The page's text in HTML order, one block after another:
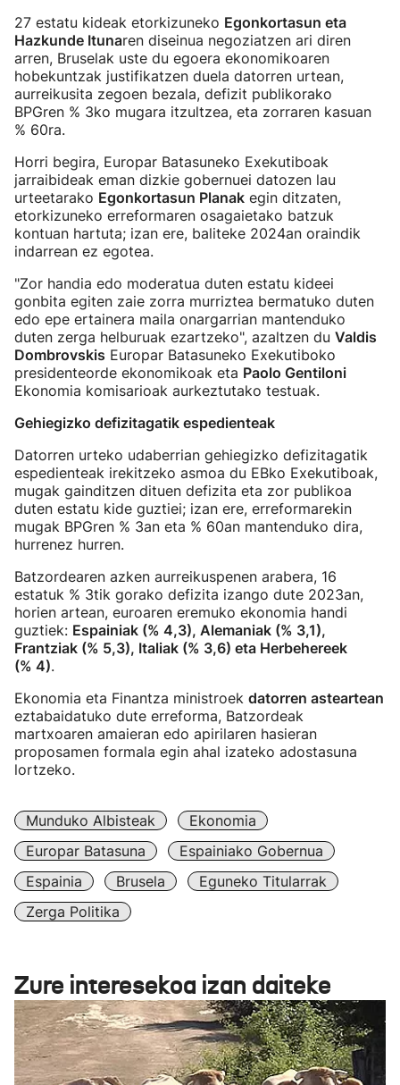
27 estatu kideak etorkizuneko Egonkortasun eta
Hazkunde Itunaren diseinua negoziatzen ari diren
arren, Bruselak uste du egoera ekonomikoaren
hobekuntzak justifikatzen duela datorren urtean,
aurreikusita zegoen bezala, defizit publikorako
BPGren % 3ko mugara itzultzea, eta zorraren kasuan
% 60ra.
Horri begira, Europar Batasuneko Exekutiboak
jarraibideak eman dizkie gobernuei datozen lau
urteetarako Egonkortasun Planak egin ditzaten,
etorkizuneko erreformaren osagaietako batzuk
kontuan hartuta; izan ere, baliteke 2024an oraindik
indarrean ez egotea.
"Zor handia edo moderatua duten estatu kideei
gonbita egiten zaie zorra murriztea bermatuko duten
edo epe ertainera maila onargarrian mantenduko
duten zerga helburuak ezartzeko", azaltzen du Valdis
Dombrovskis Europar Batasuneko Exekutiboko
presidenteorde ekonomikoak eta Paolo Gentiloni
Ekonomia komisarioak aurkeztutako testuak.
Gehiegizko defizitagatik espedienteak
Datorren urteko udaberrian gehiegizko defizitagatik
espedienteak irekitzeko asmoa du EBko Exekutiboak,
mugak gainditzen dituen defizita eta zor publikoa
duten estatu kide guztiei; izan ere, erreformarekin
mugak BPGren % 3an eta % 60an mantenduko dira,
hurrenez hurren.
Batzordearen azken aurreikuspenen arabera, 16
estatuk % 3tik gorako defizita izango dute 2023an,
horien artean, euroaren eremuko ekonomia handi
guztiek: Espainiak (% 4,3), Alemaniak (% 3,1),
Frantziak (% 5,3), Italiak (% 3,6) eta Herbehereek
(% 4).
Ekonomia eta Finantza ministroek datorren asteartean
eztabaidatuko dute erreforma, Batzordeak
martxoaren amaieran edo apirilaren hasieran
proposamen formala egin ahal izateko adostasuna
lortzeko.
Munduko Albisteak
Ekonomia
Europar Batasuna
Espainiako Gobernua
Espainia
Brusela
Eguneko Titularrak
Zerga Politika
Zure interesekoa izan daiteke